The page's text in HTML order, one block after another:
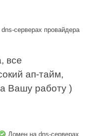
серверах провайдера
все
ап-тайм,
Вашу работу )
Домен на dns-серверах